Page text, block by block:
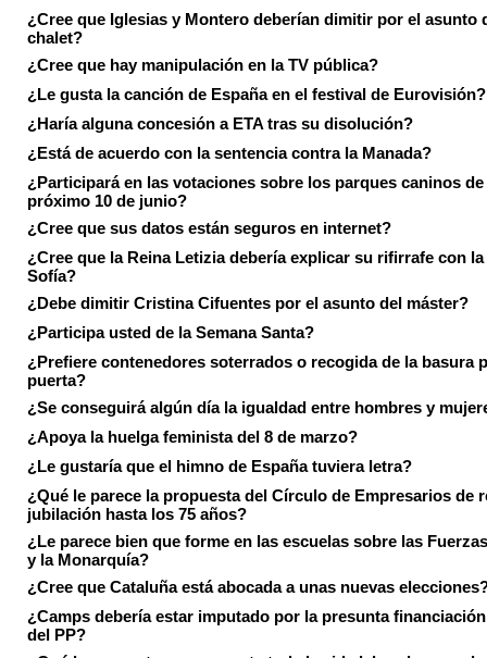
¿Cree que Iglesias y Montero deberían dimitir por el asunto
chalet?
¿Cree que hay manipulación en la TV pública?
¿Le gusta la canción de España en el festival de Eurovisión?
¿Haría alguna concesión a ETA tras su disolución?
¿Está de acuerdo con la sentencia contra la Manada?
¿Participará en las votaciones sobre los parques caninos de
próximo 10 de junio?
¿Cree que sus datos están seguros en internet?
¿Cree que la Reina Letizia debería explicar su rifirrafe con la
Sofía?
¿Debe dimitir Cristina Cifuentes por el asunto del máster?
¿Participa usted de la Semana Santa?
¿Prefiere contenedores soterrados o recogida de la basura
puerta?
¿Se conseguirá algún día la igualdad entre hombres y
¿Apoya la huelga feminista del 8 de marzo?
¿Le gustaría que el himno de España tuviera letra?
¿Qué le parece la propuesta del Círculo de Empresarios de
jubilación hasta los 75 años?
¿Le parece bien que forme en las escuelas sobre las
y la Monarquía?
¿Cree que Cataluña está abocada a unas nuevas
¿Camps debería estar imputado por la presunta
del PP?